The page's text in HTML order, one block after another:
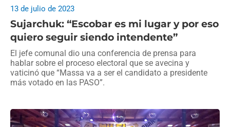
Sujarchuk: “Escobar es mi lugar y por eso
quiero seguir siendo intendente”
13 de julio de 2023
El jefe comunal dio una conferencia de prensa para
hablar sobre el proceso electoral que se avecina y
vaticinó que “Massa va a ser el candidato a presidente
más votado en las PASO”.